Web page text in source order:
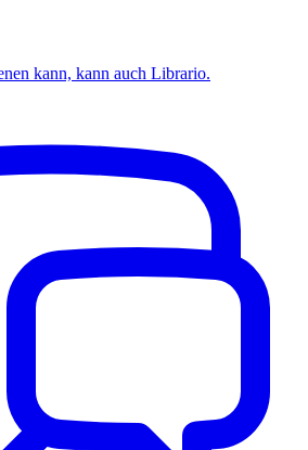
kann, kann auch Librario.